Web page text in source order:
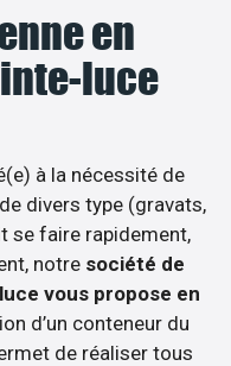
en
luce
à la nécessité de
divers type (gravats,
se faire rapidement,
notre société de
vous propose en
d’un conteneur du
de réaliser tous